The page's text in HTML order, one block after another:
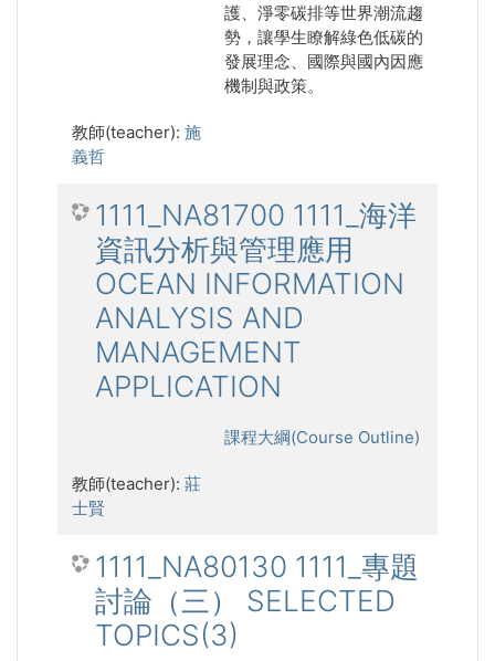
護、淨零碳排等世界潮流趨
勢，讓學生瞭解綠色低碳的
發展理念、國際與國內因應
機制與政策。
教師(teacher): 施
義哲
1111_NA81700 1111_海洋
資訊分析與管理應用
OCEAN INFORMATION
ANALYSIS AND
MANAGEMENT
APPLICATION
課程大綱(Course Outline)
教師(teacher): 莊
士賢
1111_NA80130 1111_專題
討論（三） SELECTED
TOPICS(3)